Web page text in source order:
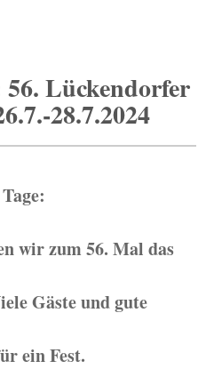
Lückendorfer
28.7.2024
wir zum 56. Mal das
Gäste und gute
ein Fest.